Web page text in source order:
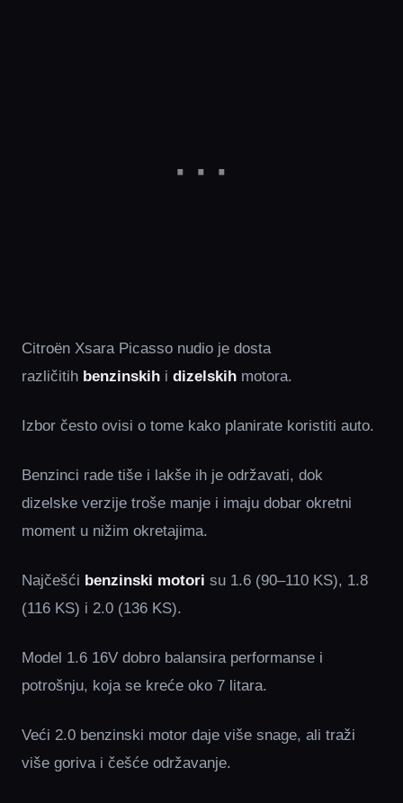
Citroën Xsara Picasso nudio je dosta
različitih benzinskih i dizelskih motora.
Izbor često ovisi o tome kako planirate koristiti auto.
Benzinci rade tiše i lakše ih je održavati, dok
dizelske verzije troše manje i imaju dobar okretni
moment u nižim okretajima.
Najčešći benzinski motori su 1.6 (90–110 KS), 1.8
(116 KS) i 2.0 (136 KS).
Model 1.6 16V dobro balansira performanse i
potrošnju, koja se kreće oko 7 litara.
Veći 2.0 benzinski motor daje više snage, ali traži
više goriva i češće održavanje.